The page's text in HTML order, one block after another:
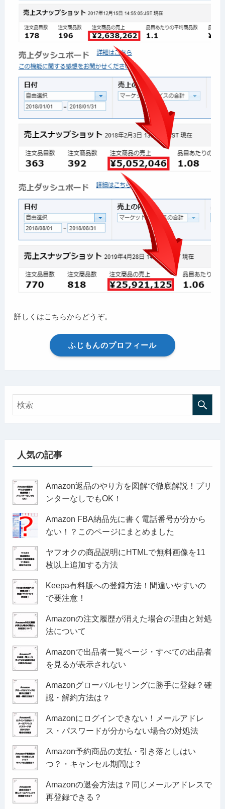
詳しくはこちらからどうぞ。
ふじもんのプロフィール
人気の記事
Amazon返品のやり方を図解で徹底解説！プリ
ンターなしでもOK！
Amazon FBA納品先に書く電話番号が分から
ない！？このページにまとめました
ヤフオクの商品説明にHTMLで無料画像を11
枚以上追加する方法
Keepa有料版への登録方法！間違いやすいの
で要注意！
Amazonの注文履歴が消えた場合の理由と対処
法について
Amazonで出品者一覧ページ・すべての出品者
を見るが表示されない
Amazonグローバルセリングに勝手に登録？確
認・解約方法は？
Amazonにログインできない！メールアドレ
ス・パスワードが分からない場合の対処法
Amazon予約商品の支払・引き落としはい
つ？・キャンセル期間は？
Amazonの退会方法は？同じメールアドレスで
再登録できる？